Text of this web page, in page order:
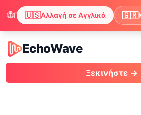
EchoWave
EchoWave
Ξεκινήστε →
🌐 🇺🇸Αλλαγή σε Αγγλικά 🇬🇷